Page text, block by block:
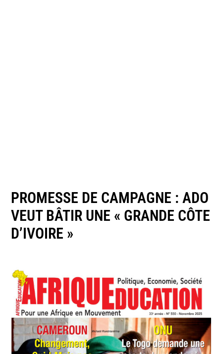
PROMESSE DE CAMPAGNE : ADO
VEUT BÂTIR UNE « GRANDE CÔTE
D’IVOIRE »